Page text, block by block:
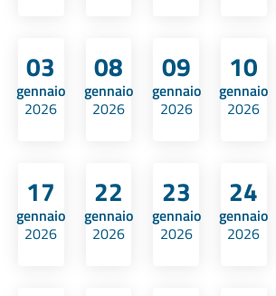
03
gennaio
2026
08
gennaio
2026
09
gennaio
2026
10
gennaio
2026
17
gennaio
2026
22
gennaio
2026
23
gennaio
2026
24
gennaio
2026